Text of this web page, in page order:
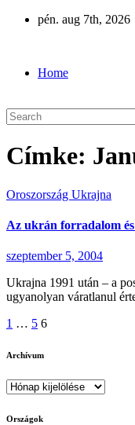
Skip
pén. aug 7th, 2026
Home
Címke:
Oroszország Ukrajna
Az ukrán forradalom és
szeptember 5, 2004
Ukrajna 1991 után – a
ugyanolyan váratlanul
Bejegyzések
lapozása
1 … 5 6
Archívum
Archívum
Országok